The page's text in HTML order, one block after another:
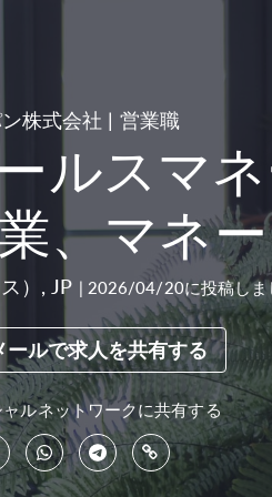
株式会社 | 営業職
ルスマ
、マネ
） , JP | 2026/04/20に投稿しま
ールで求人を共有する
ルネットワークに共有する